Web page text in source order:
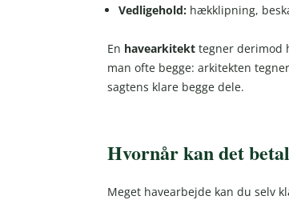
Vedligehold: hækklipning,
En havearkitekt tegner derimod
man ofte begge: arkitekten
sagtens klare begge dele.
Hvornår kan det
Meget havearbejde kan du selv